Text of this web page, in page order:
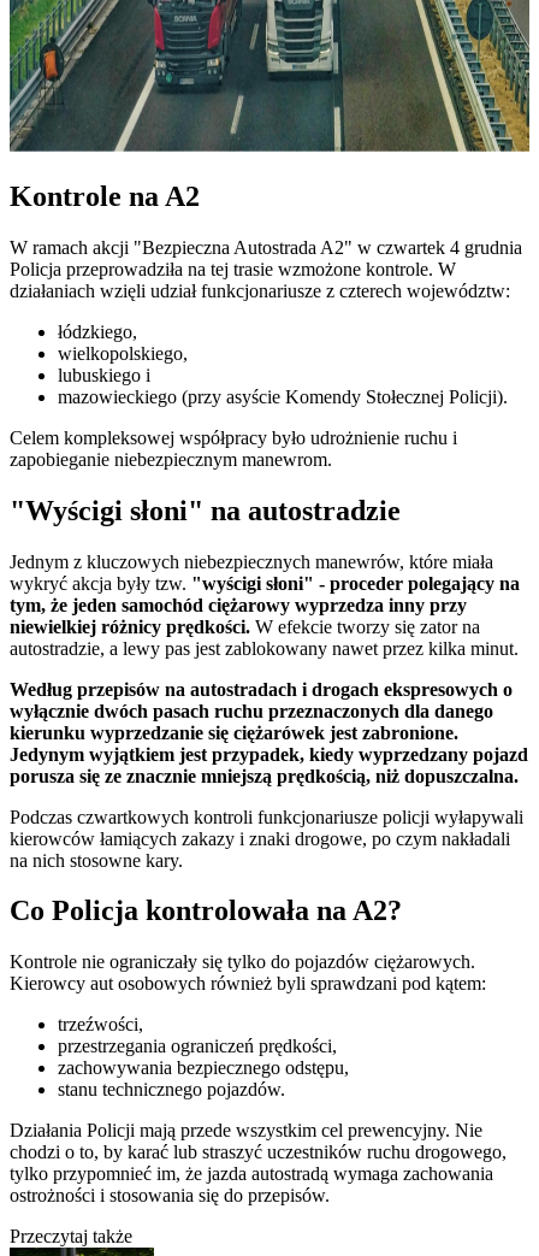
Kontrole na A2
W ramach akcji "Bezpieczna Autostrada A2" w czwartek 4 grudnia
Policja przeprowadziła na tej trasie wzmożone kontrole. W
działaniach wzięli udział funkcjonariusze z czterech województw:
łódzkiego,
wielkopolskiego,
lubuskiego i
mazowieckiego (przy asyście Komendy Stołecznej Policji).
Celem kompleksowej współpracy było udrożnienie ruchu i
zapobieganie niebezpiecznym manewrom.
"Wyścigi słoni" na autostradzie
Jednym z kluczowych niebezpiecznych manewrów, które miała
wykryć akcja były tzw. "wyścigi słoni" - proceder polegający na
tym, że jeden samochód ciężarowy wyprzedza inny przy
niewielkiej różnicy prędkości. W efekcie tworzy się zator na
autostradzie, a lewy pas jest zablokowany nawet przez kilka minut.
Według przepisów na autostradach i drogach ekspresowych o
wyłącznie dwóch pasach ruchu przeznaczonych dla danego
kierunku wyprzedzanie się ciężarówek jest zabronione.
Jedynym wyjątkiem jest przypadek, kiedy wyprzedzany pojazd
porusza się ze znacznie mniejszą prędkością, niż dopuszczalna.
Podczas czwartkowych kontroli funkcjonariusze policji wyłapywali
kierowców łamiących zakazy i znaki drogowe, po czym nakładali
na nich stosowne kary.
Co Policja kontrolowała na A2?
Kontrole nie ograniczały się tylko do pojazdów ciężarowych.
Kierowcy aut osobowych również byli sprawdzani pod kątem:
trzeźwości,
przestrzegania ograniczeń prędkości,
zachowywania bezpiecznego odstępu,
stanu technicznego pojazdów.
Działania Policji mają przede wszystkim cel prewencyjny. Nie
chodzi o to, by karać lub straszyć uczestników ruchu drogowego,
tylko przypomnieć im, że jazda autostradą wymaga zachowania
ostrożności i stosowania się do przepisów.
Przeczytaj także